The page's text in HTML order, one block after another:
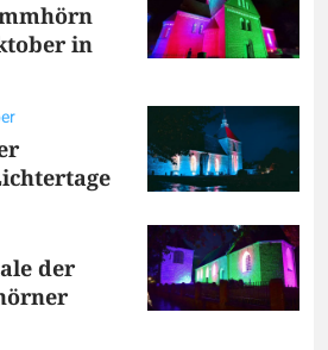
in
der